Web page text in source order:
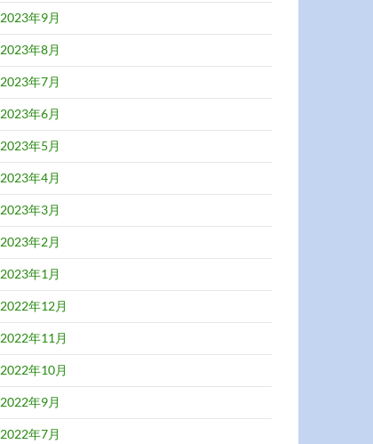
2023年9月
2023年8月
2023年7月
2023年6月
2023年5月
2023年4月
2023年3月
2023年2月
2023年1月
2022年12月
2022年11月
2022年10月
2022年9月
2022年7月